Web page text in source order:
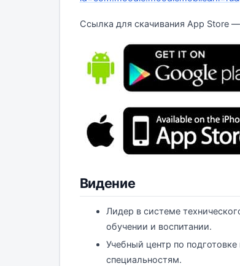
Ссылка для скачивания App Store —
Видение
Лидер в системе
обучении и воспитании.
Учебный центр по
специальностям.